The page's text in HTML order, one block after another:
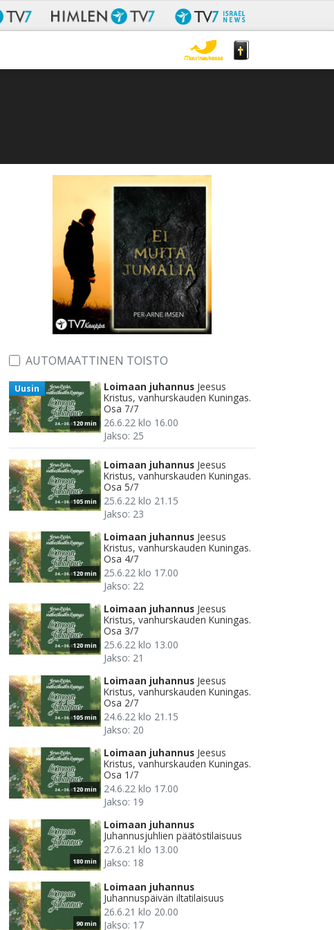
AUTOMAATTINEN TOISTO
120 min
Uusin Loimaan juhannus Jeesus
Kristus, vanhurskauden Kuningas.
Osa 7/7
26.6.22 klo 16.00
Jakso: 25
105 min
Loimaan juhannus Jeesus
Kristus, vanhurskauden Kuningas.
Osa 5/7
25.6.22 klo 21.15
Jakso: 23
120 min
Loimaan juhannus Jeesus
Kristus, vanhurskauden Kuningas.
Osa 4/7
25.6.22 klo 17.00
Jakso: 22
120 min
Loimaan juhannus Jeesus
Kristus, vanhurskauden Kuningas.
Osa 3/7
25.6.22 klo 13.00
Jakso: 21
105 min
Loimaan juhannus Jeesus
Kristus, vanhurskauden Kuningas.
Osa 2/7
24.6.22 klo 21.15
Jakso: 20
120 min
Loimaan juhannus Jeesus
Kristus, vanhurskauden Kuningas.
Osa 1/7
24.6.22 klo 17.00
Jakso: 19
180 min
Loimaan juhannus
Juhannusjuhlien päätöstilaisuus
27.6.21 klo 13.00
Jakso: 18
90 min
Loimaan juhannus
Juhannuspäivän iltatilaisuus
26.6.21 klo 20.00
Jakso: 17